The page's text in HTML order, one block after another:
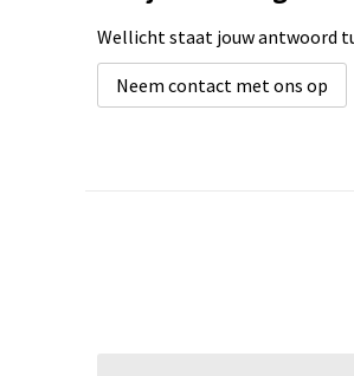
Wellicht staat jouw antwoord
Neem contact met ons op